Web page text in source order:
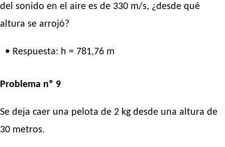
del sonido en el aire es de 330 m/s, ¿desde qué
altura se arrojó?
• Respuesta: h = 781,76 m
Problema nº 9
Se deja caer una pelota de 2 kg desde una altura de
30 metros.